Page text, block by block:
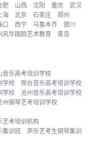
肥 山西 沈阳 重庆
武汉
海 北京 石家庄
郑州
口 西宁 乌鲁木齐
银川
风华国韵艺术教育
青岛
音乐高考培训学校
学校
邢台音乐高考培训学校
学校
沧州音乐高考培训学校
州钢琴艺考培训学校
艺考培训机构
集训班
声乐艺考生钢琴集训